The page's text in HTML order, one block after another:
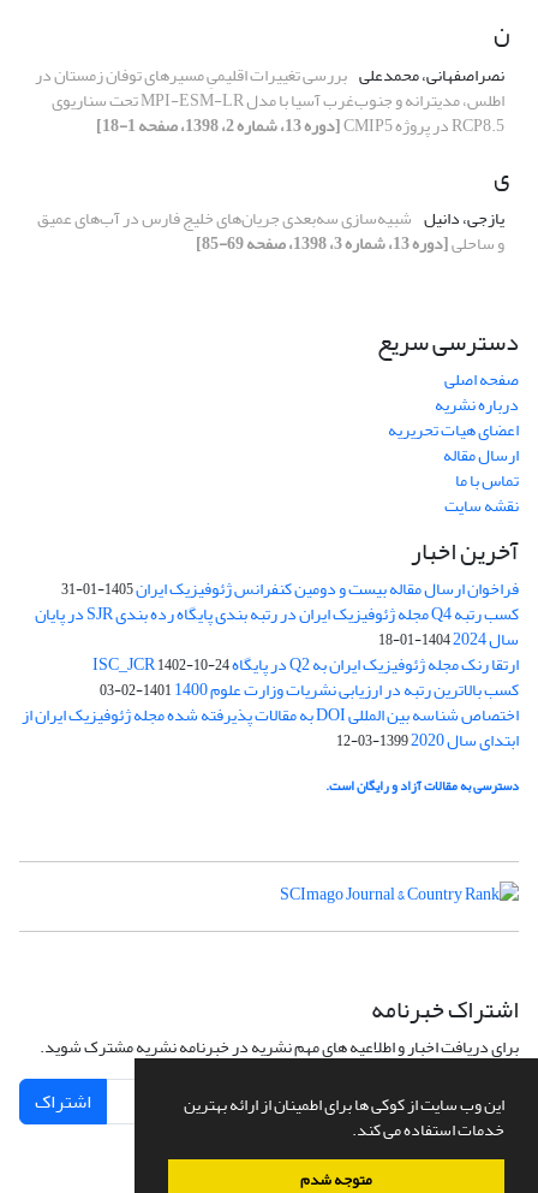
این وب سایت از کوکی ها برای اطمینان از ارائه بهترین
خدمات استفاده می کند.
متوجه شدم
ن
نصراصفهانی، محمدعلی بررسی تغییرات اقلیمیِ مسیرهای توفان زمستان در
اطلس، مدیترانه و جنوب‌غرب آسیا با مدل MPI-ESM-LR تحت سناریوی
RCP8.5 در پروژه CMIP5 [دوره 13، شماره 2، 1398، صفحه 1-18]
ی
یازجی، دانیل شبیه‌سازی سه‌بعدی جریان‌های خلیج فارس در آب‌های عمیق
و ساحلی[دوره 13، شماره 3، 1398، صفحه 69-85]
دسترسی سریع
صفحه اصلی
درباره نشریه
اعضای هیات تحریریه
ارسال مقاله
تماس با ما
نقشه سایت
آخرین اخبار
فراخوان ارسال مقاله بیست و دومین کنفرانس ژئوفیزیک ایران1405-01-31
کسب رتبه Q4 مجله ژئوفیزیک ایران در رتبه بندی پایگاه رده بندی SJR در پایان
سال 2024 1404-01-18
ارتقا رنک مجله ژئوفیزیک ایران به Q2 در پایگاه ISC_JCR 1402-10-24
کسب بالاترین رتبه در ارزیابی نشریات وزارت علوم 1400 1401-02-03
اختصاص شناسه بین المللی DOI به مقالات پذیرفته شده مجله ژئوفیزیک ایران از
ابتدای سال 2020 1399-03-12
دسترسی به مقالات آزاد و رایگان است.
اشتراک خبرنامه
برای دریافت اخبار و اطلاعیه های مهم نشریه در خبرنامه نشریه مشترک شوید.
اشتراک